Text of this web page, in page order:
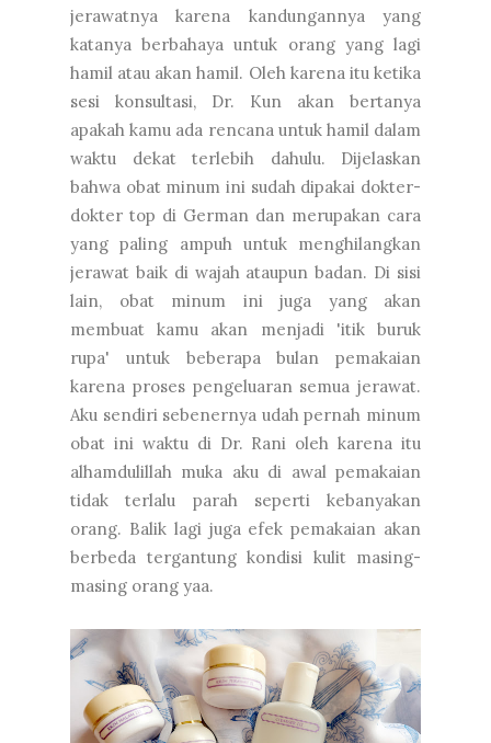
jerawatnya karena kandungannya yang
katanya berbahaya untuk orang yang lagi
hamil atau akan hamil. Oleh karena itu ketika
sesi konsultasi, Dr. Kun akan bertanya
apakah kamu ada rencana untuk hamil dalam
waktu dekat terlebih dahulu. Dijelaskan
bahwa obat minum ini sudah dipakai dokter-
dokter top di German dan merupakan cara
yang paling ampuh untuk menghilangkan
jerawat baik di wajah ataupun badan. Di sisi
lain, obat minum ini juga yang akan
membuat kamu akan menjadi 'itik buruk
rupa' untuk beberapa bulan pemakaian
karena proses pengeluaran semua jerawat.
Aku sendiri sebenernya udah pernah minum
obat ini waktu di Dr. Rani oleh karena itu
alhamdulillah muka aku di awal pemakaian
tidak terlalu parah seperti kebanyakan
orang. Balik lagi juga efek pemakaian akan
berbeda tergantung kondisi kulit masing-
masing orang yaa.